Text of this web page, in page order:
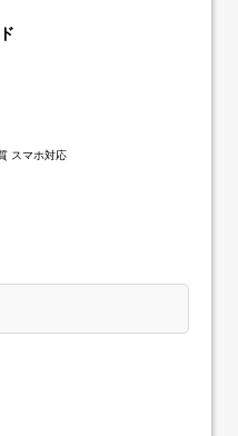
スマホ対応